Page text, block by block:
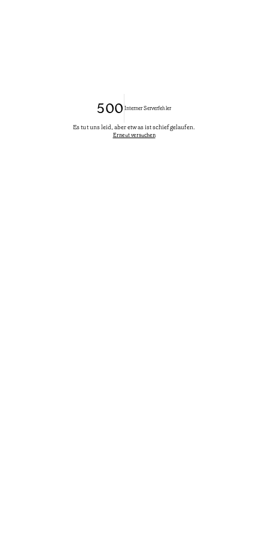
500 Interner Serverfehler
Es tut uns leid, aber etwas ist schief gelaufen.
Erneut versuchen